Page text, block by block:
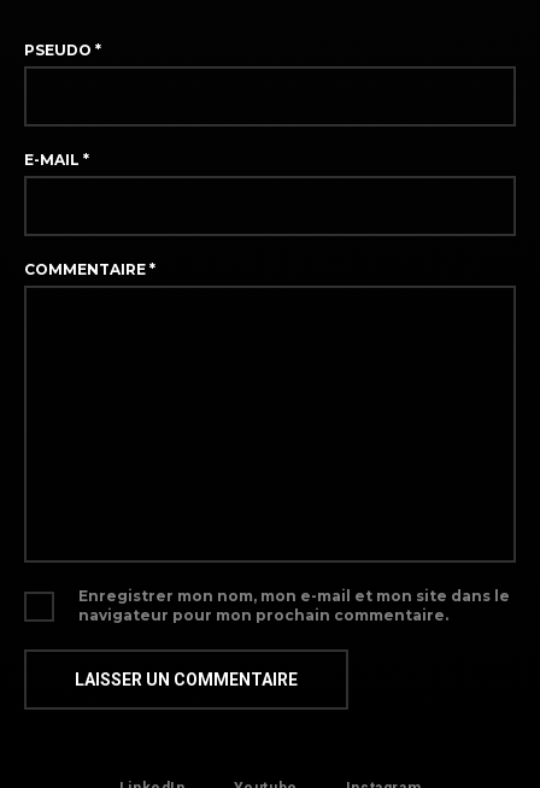
PSEUDO *
E-MAIL *
COMMENTAIRE *
Enregistrer mon nom, mon e-mail et mon site dans le
navigateur pour mon prochain commentaire.